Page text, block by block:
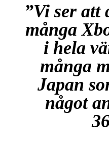
”Vi ser att
många
i hela
många
Japan
något